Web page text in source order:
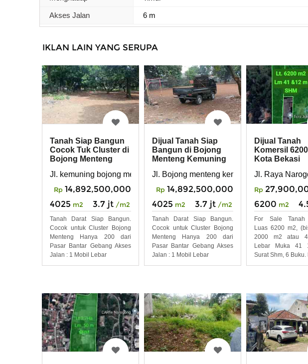
Akses Jalan 6 m
IKLAN LAIN YANG SERUPA
Tanah Siap Bangun
Cocok Tuk Cluster di
Bojong Menteng
Jl. kemuning bojong menteng bekasi
Rp 14,892,500,000
4025 m2 3.7 jt /m2
Tanah Darat Siap Bangun.
Cocok untuk Cluster Bojong
Menteng Hanya 200 dari
Pasar Bantar Gebang Akses
Jalan : 1 Mobil Lebar
Dijual Tanah Siap
Bangun di Bojong
Menteng Kemuning
Jl. Bojong menteng kemuning
Rp 14,892,500,000
4025 m2 3.7 jt /m2
Tanah Darat Siap Bangun.
Cocok untuk Cluster Bojong
Menteng Hanya 200 dari
Pasar Bantar Gebang Akses
Jalan : 1 Mobil Lebar
Dijual Tanah
Komersil
Kota Bekasi
Jl. Raya
Rp
6200 m2
For Sale Tanah
Luas 6200 m2,
2000 m2 atau
Lebar Muka 41
Surat Shm, 6 Buku.